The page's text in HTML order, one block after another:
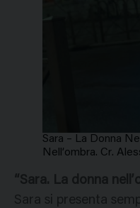
Sara – La Donna
Nell’ombra. Cr.
“Sara. La donna
Sara si presenta